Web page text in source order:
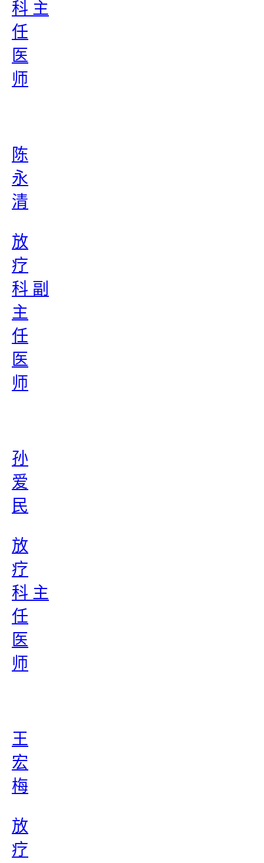
科 主
任
医
师
陈
永
清
放
疗
科 副
主
任
医
师
孙
爱
民
放
疗
科 主
任
医
师
王
宏
梅
放
疗